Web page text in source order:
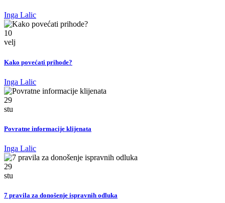
Inga Lalic
10
velj
Kako povećati prihode?
Inga Lalic
29
stu
Povratne informacije klijenata
Inga Lalic
29
stu
7 pravila za donošenje ispravnih odluka